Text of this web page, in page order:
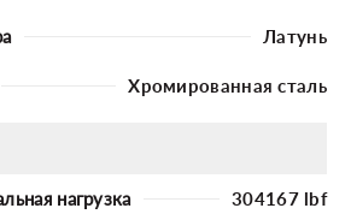
Латунь
Хромированная сталь
нагрузка 304167 lbf